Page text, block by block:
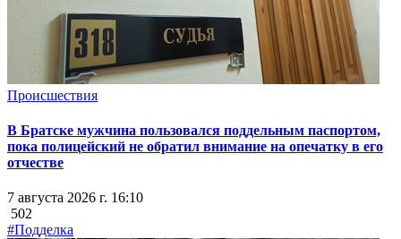
Происшествия
В Братске мужчина пользовался поддельным паспортом,
пока полицейский не обратил внимание на опечатку в его
отчестве
7 августа 2026 г. 16:10
502
#Подделка